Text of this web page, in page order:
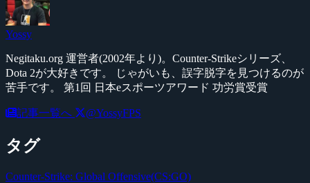
Yossy
Negitaku.org 運営者(2002年より)。Counter-Strikeシリーズ、
Dota 2が大好きです。 じゃがいも、誤字脱字を見つけるのが
苦手です。 第1回 日本eスポーツアワード 功労賞受賞
記事一覧へ @YossyFPS
タグ
Counter-Strike: Global Offensive(CS:GO)